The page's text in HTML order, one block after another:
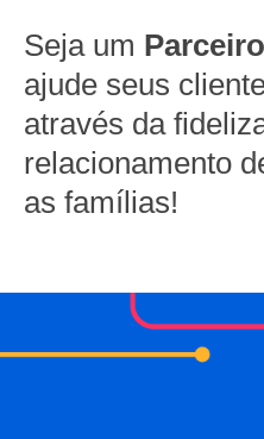
Seja um
ajude seus
através da
relacionamento
as famílias!